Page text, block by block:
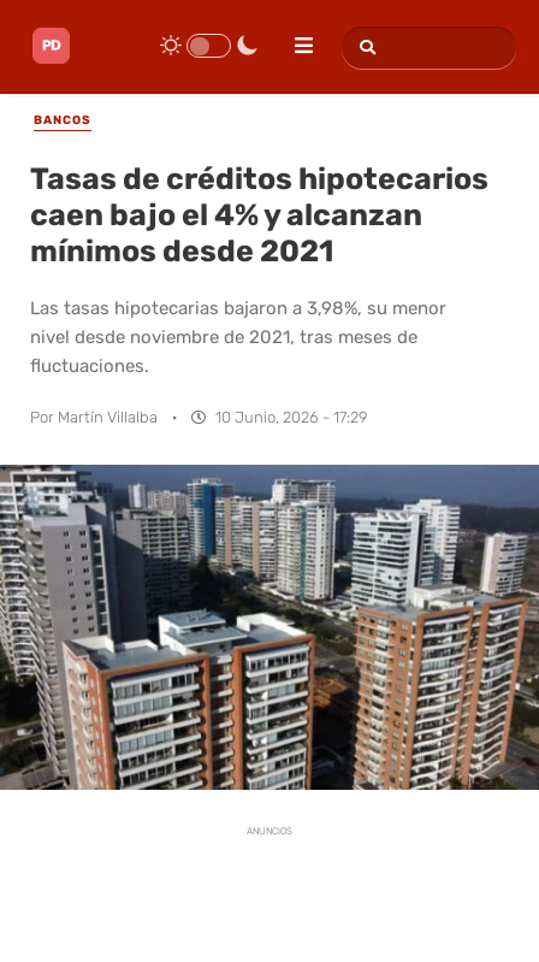
BANCOS
Tasas de créditos hipotecarios
caen bajo el 4% y alcanzan
mínimos desde 2021
Las tasas hipotecarias bajaron a 3,98%, su menor
nivel desde noviembre de 2021, tras meses de
fluctuaciones.
Por Martín Villalba · 10 Junio, 2026 - 17:29
ANUNCIOS